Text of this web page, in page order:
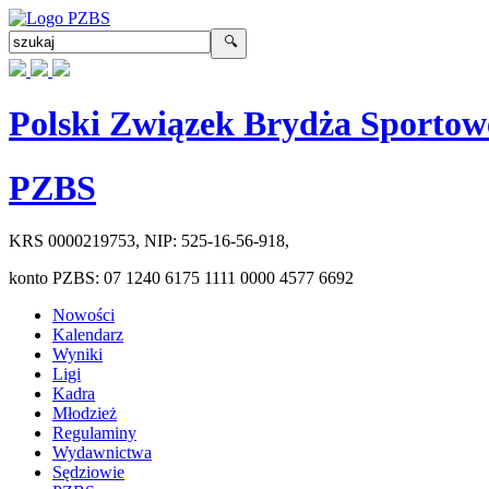
Polski Związek Brydża
PZBS
KRS 0000219753, NIP: 525-16-56-918,
konto PZBS: 07 1240 6175 1111 0000 4577 6692
Nowości
Kalendarz
Wyniki
Ligi
Kadra
Młodzież
Regulaminy
Wydawnictwa
Sędziowie